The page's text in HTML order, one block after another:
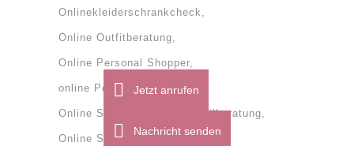
Onlinekleiderschrankcheck
Online Outfitberatung
Online Personal Shopper
online Personal Shopping
Online Stilberatung onlinestilberatung
Online Stilberatung Bremen
Jetzt anrufen
Nachricht senden